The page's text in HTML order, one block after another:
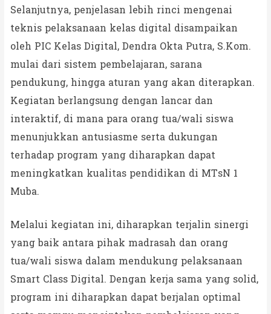
Selanjutnya, penjelasan lebih rinci mengenai
teknis pelaksanaan kelas digital disampaikan
oleh PIC Kelas Digital, Dendra Okta Putra, S.Kom.
mulai dari sistem pembelajaran, sarana
pendukung, hingga aturan yang akan diterapkan.
Kegiatan berlangsung dengan lancar dan
interaktif, di mana para orang tua/wali siswa
menunjukkan antusiasme serta dukungan
terhadap program yang diharapkan dapat
meningkatkan kualitas pendidikan di MTsN 1
Muba.
Melalui kegiatan ini, diharapkan terjalin sinergi
yang baik antara pihak madrasah dan orang
tua/wali siswa dalam mendukung pelaksanaan
Smart Class Digital. Dengan kerja sama yang solid,
program ini diharapkan dapat berjalan optimal